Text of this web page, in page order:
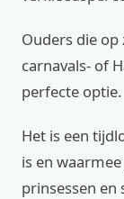
Ouders die op
carnavals- of
perfecte optie.
Het is een
is en
prinsessen en